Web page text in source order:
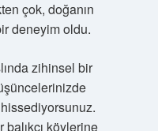
çok, doğanın
deneyim oldu.
zihinsel bir
köylerine